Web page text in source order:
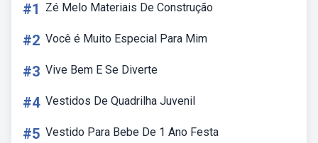
#1 Zé Melo Materiais De Construção
#2 Você é Muito Especial Para Mim
#3 Vive Bem E Se Diverte
#4 Vestidos De Quadrilha Juvenil
#5 Vestido Para Bebe De 1 Ano Festa